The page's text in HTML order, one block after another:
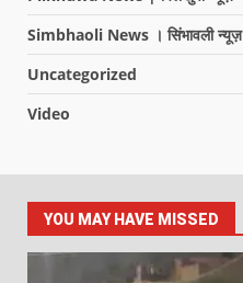
Simbhaoli News । सिंभावली न्यूज़
Uncategorized
Video
YOU MAY HAVE MISSED